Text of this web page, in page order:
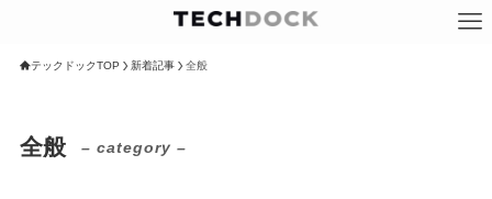
テックドックTOP 新着記事 全般
全般 – category –